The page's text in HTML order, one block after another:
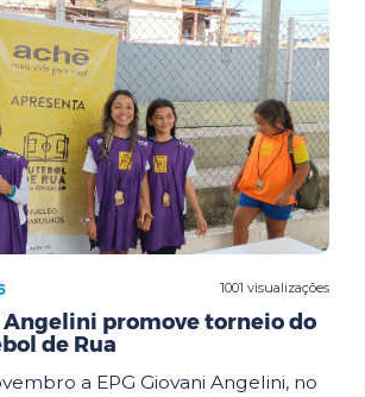
1001 visualizações
Angelini promove torneio do
de Rua
a EPG Giovani Angelini, no